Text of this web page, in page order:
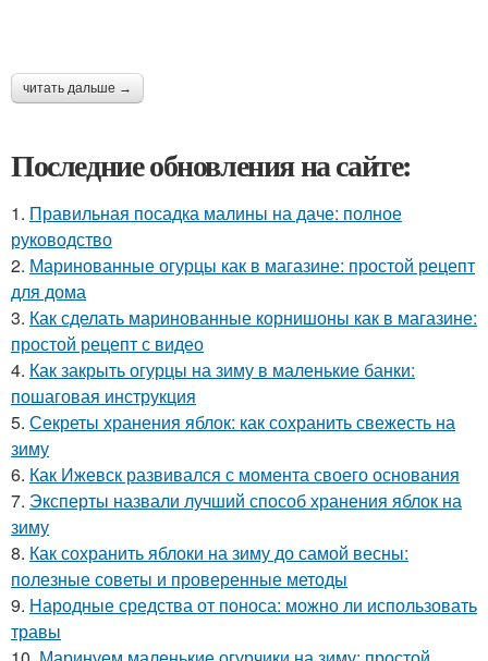
читать дальше →
Последние обновления на сайте:
1. Правильная посадка малины на даче: полное
руководство
2. Маринованные огурцы как в магазине: простой рецепт
для дома
3. Как сделать маринованные корнишоны как в магазине:
простой рецепт с видео
4. Как закрыть огурцы на зиму в маленькие банки:
пошаговая инструкция
5. Секреты хранения яблок: как сохранить свежесть на
зиму
6. Как Ижевск развивался с момента своего основания
7. Эксперты назвали лучший способ хранения яблок на
зиму
8. Как сохранить яблоки на зиму до самой весны:
полезные советы и проверенные методы
9. Народные средства от поноса: можно ли использовать
травы